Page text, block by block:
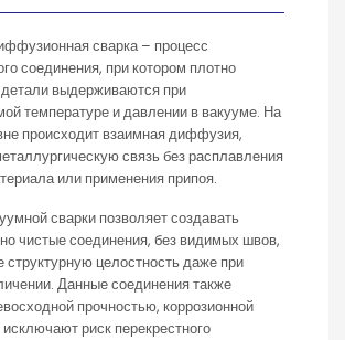
сварка – процесс
соединения, при котором плотно
выдерживаются при
температуре и давлении в вакууме. На
происходит взаимная диффузия,
связь без расплавления
или применения припоя.
сварки позволяет создавать
чистые соединения, без видимых швов,
целостность даже при
Данные соединения также
прочностью, коррозионной
риск перекрестного